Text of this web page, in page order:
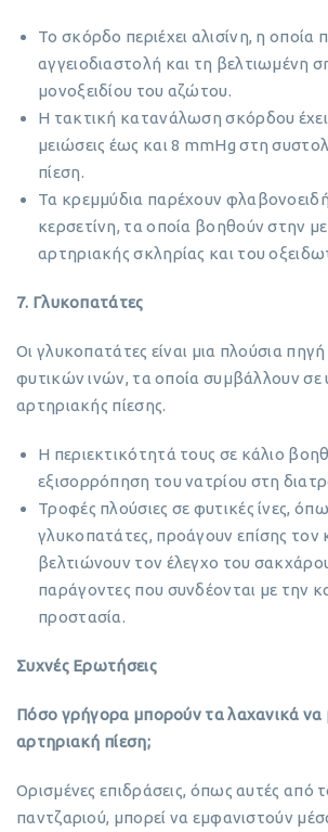
Το σκόρδο περιέχει αλισίνη, η οποία
αγγειοδιαστολή και τη βελτιωμένη
μονοξειδίου του αζώτου.
Η τακτική κατανάλωση σκόρδου έχει
μειώσεις έως και 8 mmHg στη
πίεση.
Τα κρεμμύδια παρέχουν
κερσετίνη, τα οποία βοηθούν στην
αρτηριακής σκληρίας και του
7. Γλυκοπατάτες
Οι γλυκοπατάτες είναι μια πλούσια πηγή
φυτικών ινών, τα οποία συμβάλλουν σε
αρτηριακής πίεσης.
Η περιεκτικότητά τους σε κάλιο
εξισορρόπηση του νατρίου στη
Τροφές πλούσιες σε φυτικές ίνες,
γλυκοπατάτες, προάγουν επίσης τον
βελτιώνουν τον έλεγχο του
παράγοντες που συνδέονται με την
προστασία.
Συχνές Ερωτήσεις
Πόσο γρήγορα μπορούν τα λαχανικά να
αρτηριακή πίεση;
Ορισμένες επιδράσεις, όπως αυτές από
παντζαριού, μπορεί να εμφανιστούν